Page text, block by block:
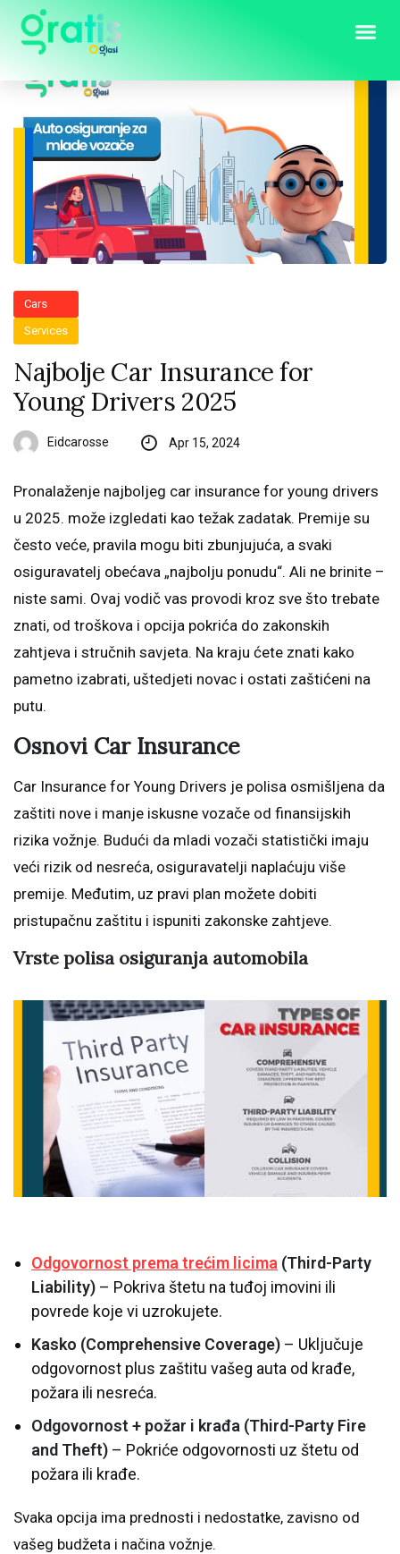
Cars
Services
Najbolje Car Insurance for
Young Drivers 2025
Eidcarosse Apr 15, 2024
Pronalaženje najboljeg car insurance for young drivers
u 2025. može izgledati kao težak zadatak. Premije su
često veće, pravila mogu biti zbunjujuća, a svaki
osiguravatelj obećava „najbolju ponudu“. Ali ne brinite –
niste sami. Ovaj vodič vas provodi kroz sve što trebate
znati, od troškova i opcija pokrića do zakonskih
zahtjeva i stručnih savjeta. Na kraju ćete znati kako
pametno izabrati, uštedjeti novac i ostati zaštićeni na
putu.
Osnovi Car Insurance
Car Insurance for Young Drivers je polisa osmišljena da
zaštiti nove i manje iskusne vozače od finansijskih
rizika vožnje. Budući da mladi vozači statistički imaju
veći rizik od nesreća, osiguravatelji naplaćuju više
premije. Međutim, uz pravi plan možete dobiti
pristupačnu zaštitu i ispuniti zakonske zahtjeve.
Vrste polisa osiguranja automobila
Odgovornost prema trećim licima (Third-Party
Liability) – Pokriva štetu na tuđoj imovini ili
povrede koje vi uzrokujete.
Kasko (Comprehensive Coverage) – Uključuje
odgovornost plus zaštitu vašeg auta od krađe,
požara ili nesreća.
Odgovornost + požar i krađa (Third-Party Fire
and Theft) – Pokriće odgovornosti uz štetu od
požara ili krađe.
Svaka opcija ima prednosti i nedostatke, zavisno od
vašeg budžeta i načina vožnje.